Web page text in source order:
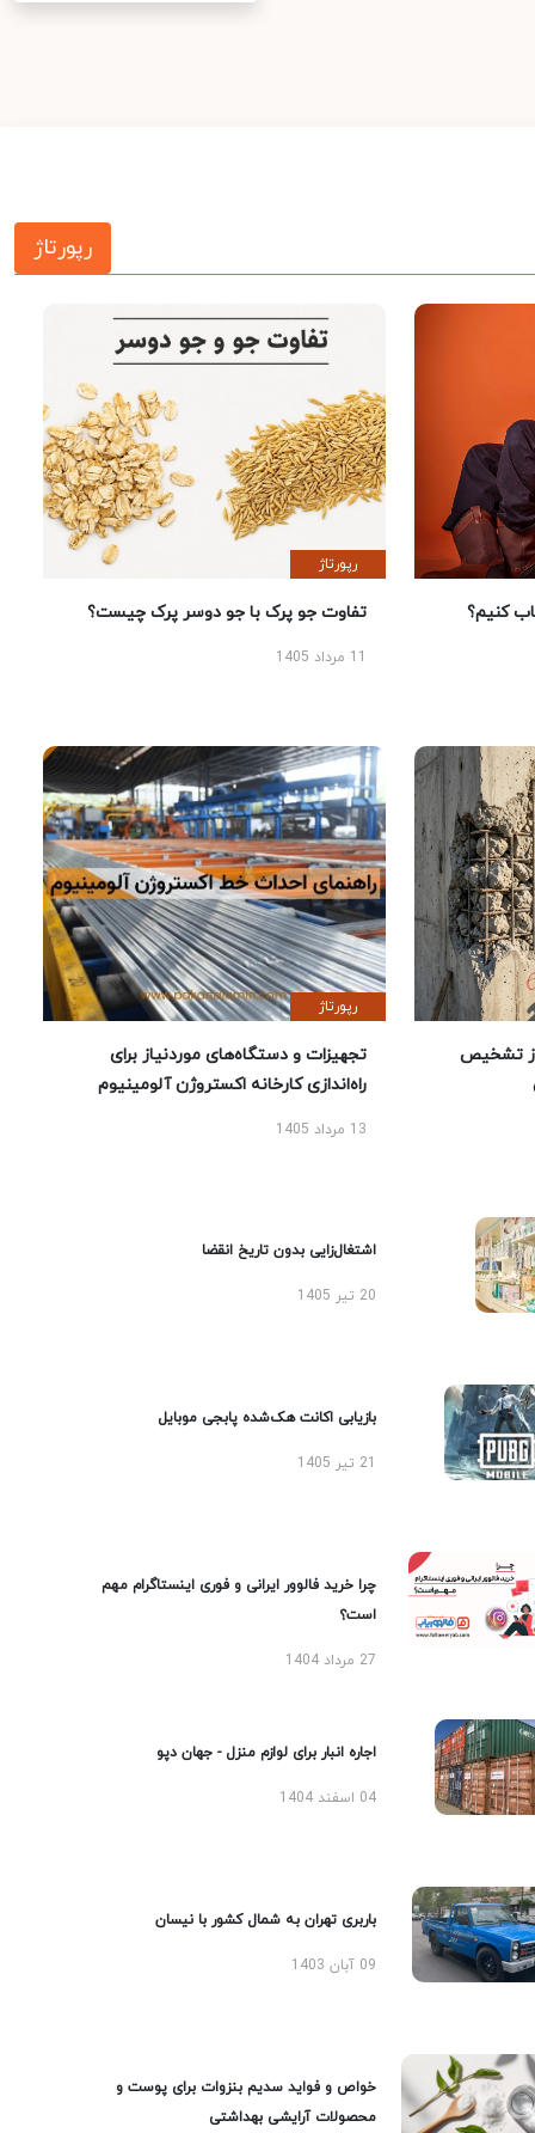
رپورتاژ
کنیم؟
رپورتاژ
تفاوت جو پرک با جو دوسر پرک چیست؟
تشخیص
رپورتاژ
تجهیزات و دستگاه‌های موردنیاز برای
راه‌اندازی کارخانه اکستروژن آلومینیوم
13 مرداد 1405
اشتغال‌زایی بدون تاریخ انقضا
20 تیر 1405
بازیابی اکانت هک‌شده پابجی موبایل
چرا خرید فالوور ایرانی و فوری اینستاگرام مهم
است؟
27 مرداد 1404
اجاره انبار برای لوازم منزل - جهان دپو
04 اسفند 1404
باربری تهران به شمال کشور با نیسان
09 آبان 1403
خواص و فواید سدیم بنزوات برای پوست و
محصولات آرایشی بهداشتی